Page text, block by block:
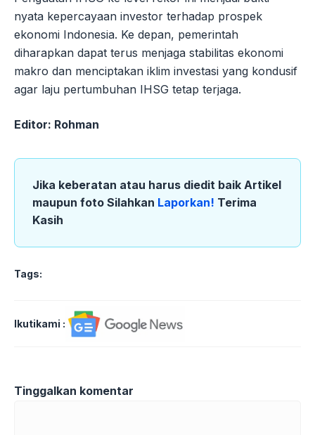
nyata kepercayaan investor terhadap prospek
ekonomi Indonesia. Ke depan, pemerintah
diharapkan dapat terus menjaga stabilitas ekonomi
makro dan menciptakan iklim investasi yang kondusif
agar laju pertumbuhan IHSG tetap terjaga.
Editor: Rohman
Jika keberatan atau harus diedit baik Artikel
maupun foto Silahkan Laporkan! Terima
Kasih
Tags:
Ikutikami :
Tinggalkan komentar